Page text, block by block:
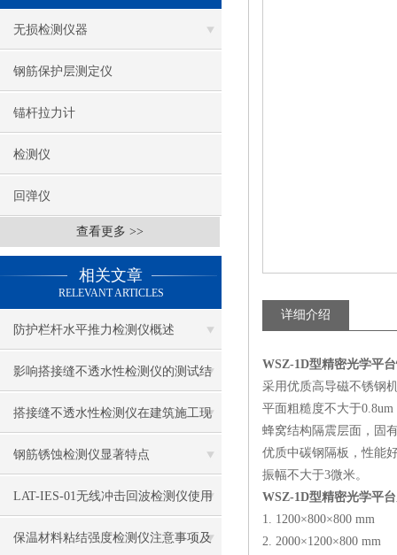
无损检测仪器
钢筋保护层测定仪
锚杆拉力计
检测仪
回弹仪
查看更多 >>
相关文章
RELEVANT ARTICLES
防护栏杆水平推力检测仪概述
影响搭接缝不透水性检测仪的测试结
果的因素有哪些？
搭接缝不透水性检测仪在建筑施工现
场中的应用
钢筋锈蚀检测仪显著特点
LAT-IES-01无线冲击回波检测仪使用
操作方法
保温材料粘结强度检测仪注意事项及
详细介绍
WSZ-1D型精密光学平
采用优质高导磁不锈钢
平面粗糙度不大于
蜂窝结构隔震层面，固
优质中碳钢隔板，性能
振幅不大于3微米。
WSZ-1D型精密光学平
1. 1200×800×800 mm
2. 2000×1200×800 mm